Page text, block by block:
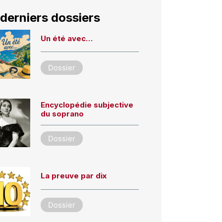
dossiers
Un été avec…
Dossier
Encyclopédie subjective
du soprano
Dossier
La preuve par dix
Dossier